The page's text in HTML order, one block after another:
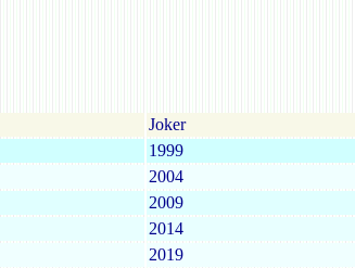
Joker
1999
2004
2009
2014
2019